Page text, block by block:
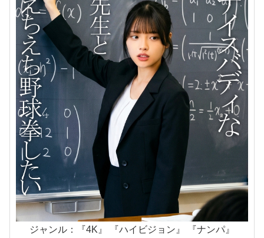
ジャンル：『4K』 『ハイビジョン』 『ナンパ』